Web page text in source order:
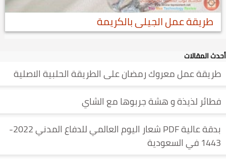
طريقة عمل الجيلى بالكريمة
أحدث المقالات
طريقة عمل معروك رمضان على الطريقة الحلبية الاصلية
فطائر لذيذة و هشة جربوها مع الشاي
بدقة عالية PDF شعار اليوم العالمي للدفاع المدني 2022-
1443 في السعودية